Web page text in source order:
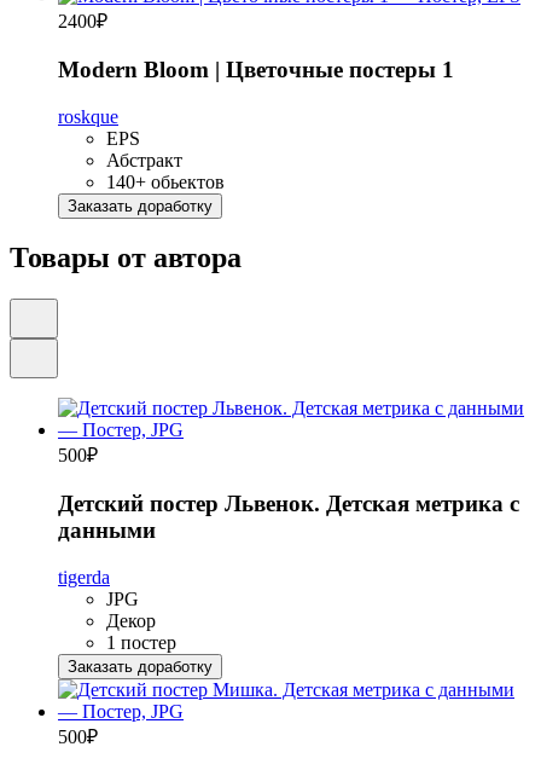
2400₽
Modern Bloom | Цветочные постеры 1
roskque
EPS
Абстракт
140+ обьектов
Заказать доработку
Товары от автора
500₽
Детский постер Львенок. Детская метрика с
данными
tigerda
JPG
Декор
1 постер
Заказать доработку
500₽